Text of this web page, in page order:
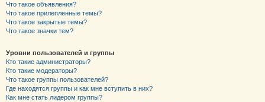
Что такое объявления?
Что такое прилепленные темы?
Что такое закрытые темы?
Что такое значки тем?
Уровни пользователей и группы
Кто такие администраторы?
Кто такие модераторы?
Что такое группы пользователей?
Где находятся группы и как мне вступить в них?
Как мне стать лидером группы?